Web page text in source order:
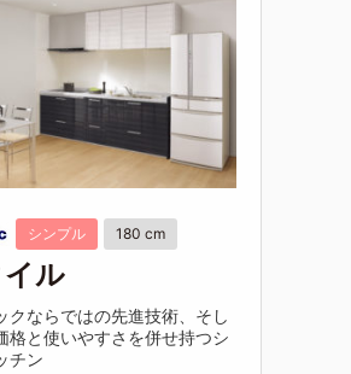
シンプル 180 cm
ル
クならではの先進技術、そし
格と使いやすさを併せ持つシ
チン